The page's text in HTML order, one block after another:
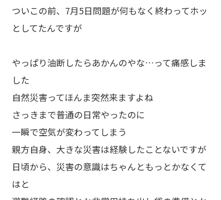
ついこの前、7月5日問題が何もなく終わってホッ
としてたんですが
やっぱり油断したらあかんのやな…って痛感しま
した
自然災害ってほんま突然来ますよね
さっきまで普通の日常やったのに
一瞬で空気が変わってしまう
親方自身、大きな災害は経験したことないですが
日頃から、災害の意識はちゃんともっとかなくて
はと